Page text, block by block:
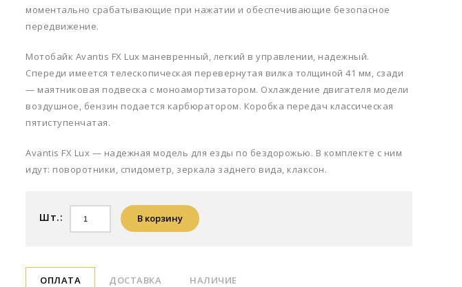
моментально срабатывающие при нажатии и обеспечивающие безопасное
передвижение.
Мотобайк Avantis FX Lux маневренный, легкий в управлении, надежный.
Спереди имеется телескопическая перевернутая вилка толщиной 41 мм, сзади
— маятниковая подвеска с моноамортизатором. Охлаждение двигателя модели
воздушное, бензин подается карбюратором. Коробка передач классическая
пятиступенчатая.
Avantis FX Lux — надежная модель для езды по бездорожью. В комплекте с ним
идут: поворотники, спидометр, зеркала заднего вида, клаксон.
Шт.: В корзину
ОПЛАТА ДОСТАВКА НАЛИЧИЕ